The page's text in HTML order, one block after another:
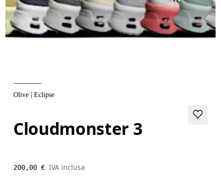
Olive | Eclipse
Cloudmonster 3
200,00 € IVA inclusa